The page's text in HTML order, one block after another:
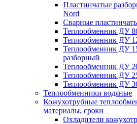
Пластинчатые
Nord
Сварные
Теплообменник ДУ
Теплообменник ДУ
Теплообменник ДУ
разборный
Теплообменник ДУ
Теплообменник ДУ
Теплообменник ДУ
Теплообменники водяные
Кожухотрубные
материалы, сроки
Охладители